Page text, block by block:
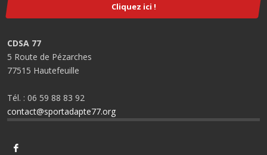
Cliquez ici !
CDSA 77
5 Route de Pézarches
77515 Hautefeuille
Tél. : 06 59 88 83 92
contact@sportadapte77.org